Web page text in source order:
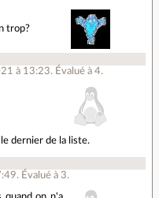
trop?
à 13:23.Évalué à 4.
dernier de la liste.
. Évalué à 3.